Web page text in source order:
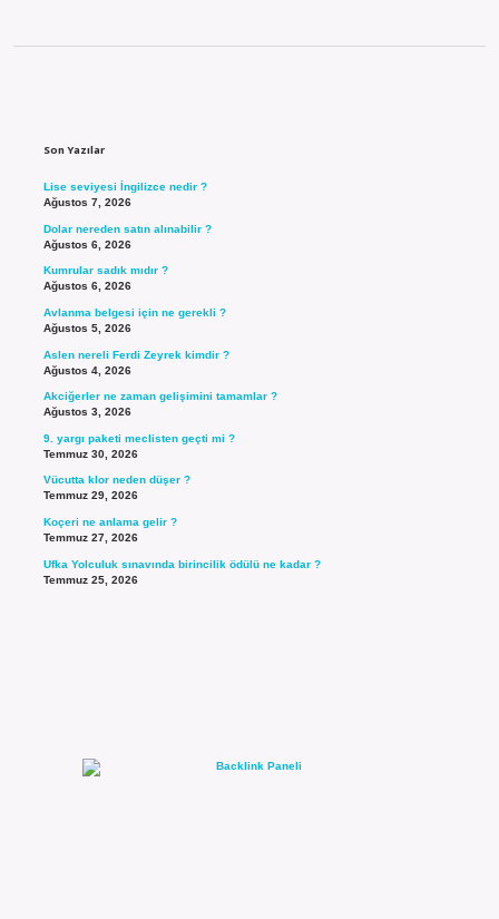
Son Yazılar
Lise seviyesi İngilizce nedir ?
Ağustos 7, 2026
Dolar nereden satın alınabilir ?
Ağustos 6, 2026
Kumrular sadık mıdır ?
Ağustos 6, 2026
Avlanma belgesi için ne gerekli ?
Ağustos 5, 2026
Aslen nereli Ferdi Zeyrek kimdir ?
Ağustos 4, 2026
Akciğerler ne zaman gelişimini tamamlar ?
Ağustos 3, 2026
9. yargı paketi meclisten geçti mi ?
Temmuz 30, 2026
Vücutta klor neden düşer ?
Temmuz 29, 2026
Koçeri ne anlama gelir ?
Temmuz 27, 2026
Ufka Yolculuk sınavında birincilik ödülü ne kadar ?
Temmuz 25, 2026